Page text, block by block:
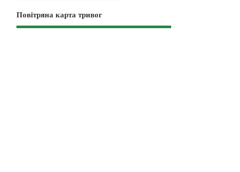
Повітряна карта тривог